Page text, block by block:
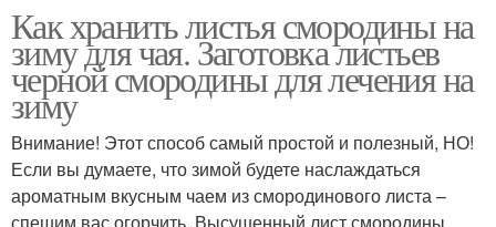
Как хранить листья смородины на
зиму для чая. Заготовка листьев
черной смородины для лечения на
зиму
Внимание! Этот способ самый простой и полезный, НО!
Если вы думаете, что зимой будете наслаждаться
ароматным вкусным чаем из смородинового листа –